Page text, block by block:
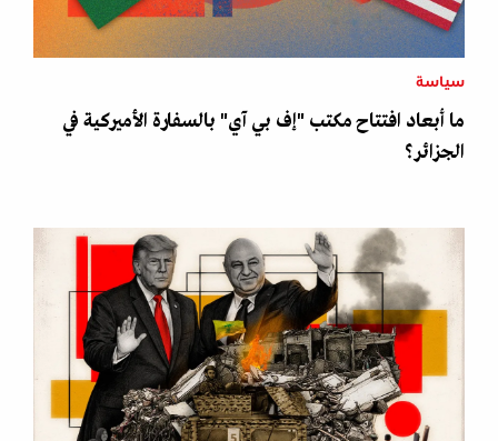
سياسة
ما أبعاد افتتاح مكتب "إف بي آي" بالسفارة الأميركية في
الجزائر؟